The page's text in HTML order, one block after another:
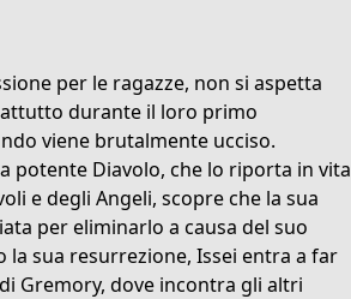
per le ragazze, non si aspetta
durante il loro primo
viene brutalmente ucciso.
potente Diavolo, che lo riporta in vita
e degli Angeli, scopre che la sua
per eliminarlo a causa del suo
sua resurrezione, Issei entra a far
Gremory, dove incontra gli altri